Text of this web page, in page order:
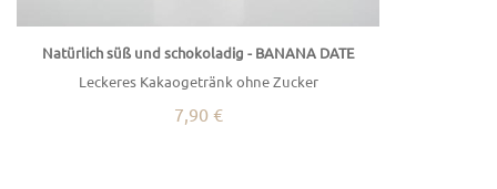
Natürlich süß und schokoladig - BANANA DATE
Leckeres Kakaogetränk ohne Zucker
7,90 €